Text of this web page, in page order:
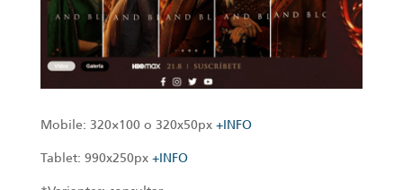
Mobile: 320×100 o 320x50px +INFO
Tablet: 990x250px +INFO